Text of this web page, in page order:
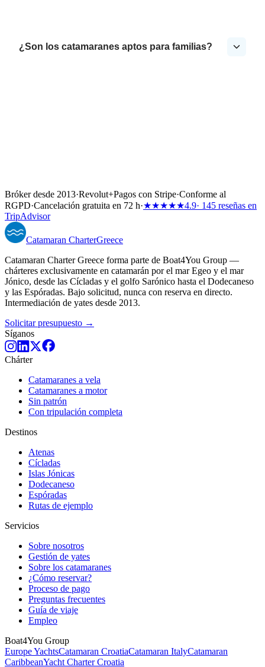
¿Son los catamaranes aptos para familias?
Bróker desde 2013·Revolut+Pagos con Stripe·Conforme al
RGPD·Cancelación gratuita en 72 h·★★★★★4.9· 145 reseñas en
TripAdvisor
Catamaran CharterGreece
Catamaran Charter Greece forma parte de Boat4You Group —
chárteres exclusivamente en catamarán por el mar Egeo y el mar
Jónico, desde las Cícladas y el golfo Sarónico hasta el Dodecaneso
y las Espóradas. Bajo solicitud, nunca con reserva en directo.
Intermediación de yates desde 2013.
Solicitar presupuesto →
Síganos
Chárter
Catamaranes a vela
Catamaranes a motor
Sin patrón
Con tripulación completa
Destinos
Atenas
Cícladas
Islas Jónicas
Dodecaneso
Espóradas
Rutas de ejemplo
Servicios
Sobre nosotros
Gestión de yates
Sobre los catamaranes
¿Cómo reservar?
Proceso de pago
Preguntas frecuentes
Guía de viaje
Empleo
Boat4You Group
Europe YachtsCatamaran CroatiaCatamaran ItalyCatamaran
CaribbeanYacht Charter Croatia